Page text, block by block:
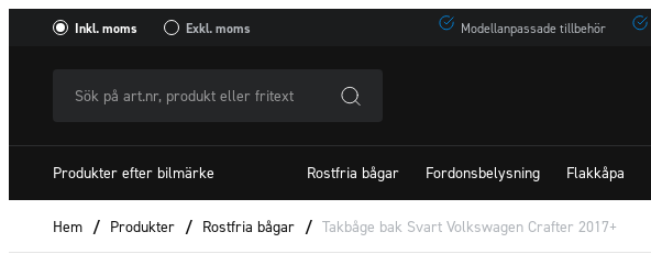
Inkl. moms Exkl. moms Modellanpassade tillbehör
art.nr,
produkt
eller
fritextSök
Produkter efter bilmärke Rostfria bågar Fordonsbelysning Flakkåpa
Hem / Produkter / Rostfria bågar / Takbåge bak Svart Volkswagen Crafter 2017+